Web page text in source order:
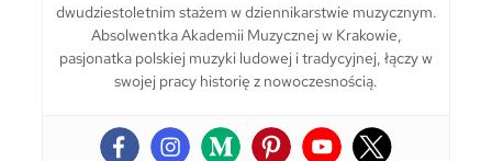
dwudziestoletnim stażem w dziennikarstwie muzycznym.
Absolwentka Akademii Muzycznej w Krakowie,
pasjonatka polskiej muzyki ludowej i tradycyjnej, łączy w
swojej pracy historię z nowoczesnością.